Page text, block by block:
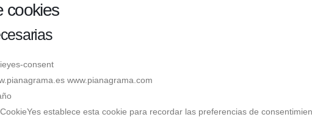
cookies
consent
www.pianagrama.com
establece esta cookie para recordar las preferencias de